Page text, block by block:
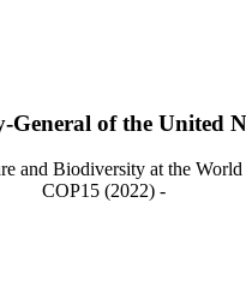
of the United
and Biodiversity at the
COP15 (2022) -